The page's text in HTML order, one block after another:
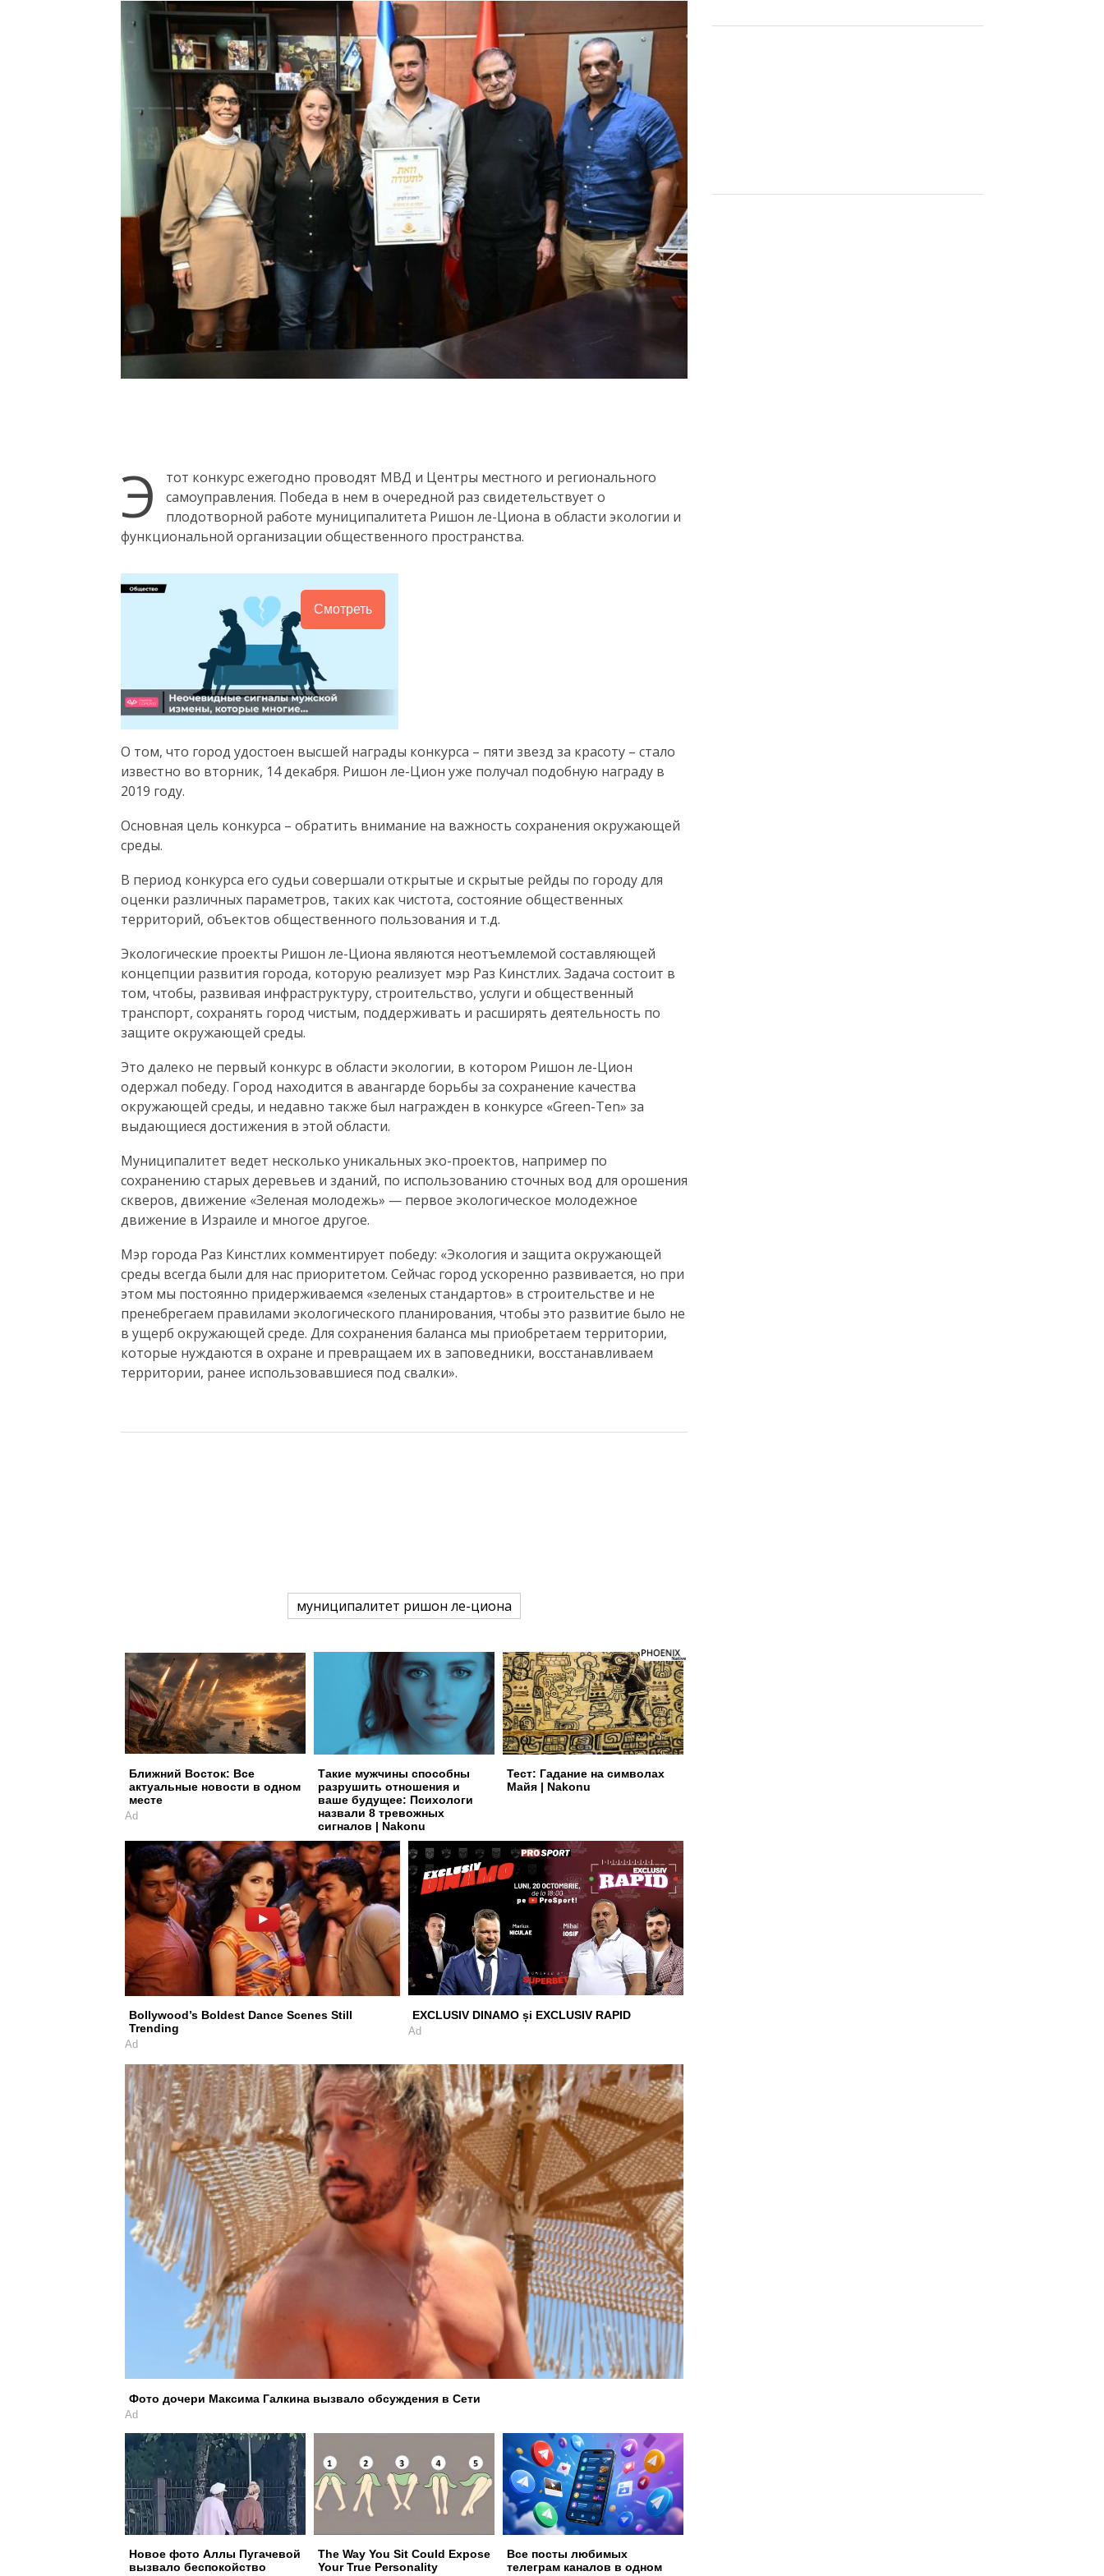
Э
тот конкурс ежегодно проводят МВД и Центры местного и регионального
самоуправления. Победа в нем в очередной раз свидетельствует о
плодотворной работе муниципалитета Ришон ле-Циона в области экологии и
функциональной организации общественного пространства.
Смотреть
О том, что город удостоен высшей награды конкурса – пяти звезд за красоту – стало
известно во вторник, 14 декабря. Ришон ле-Цион уже получал подобную награду в
2019 году.
Основная цель конкурса – обратить внимание на важность сохранения окружающей
среды.
В период конкурса его судьи совершали открытые и скрытые рейды по городу для
оценки различных параметров, таких как чистота, состояние общественных
территорий, объектов общественного пользования и т.д.
Экологические проекты Ришон ле-Циона являются неотъемлемой составляющей
концепции развития города, которую реализует мэр Раз Кинстлих. Задача состоит в
том, чтобы, развивая инфраструктуру, строительство, услуги и общественный
транспорт, сохранять город чистым, поддерживать и расширять деятельность по
защите окружающей среды.
Это далеко не первый конкурс в области экологии, в котором Ришон ле-Цион
одержал победу. Город находится в авангарде борьбы за сохранение качества
окружающей среды, и недавно также был награжден в конкурсе «Green-Ten» за
выдающиеся достижения в этой области.
Муниципалитет ведет несколько уникальных эко-проектов, например по
сохранению старых деревьев и зданий, по использованию сточных вод для орошения
скверов, движение «Зеленая молодежь» — первое экологическое молодежное
движение в Израиле и многое другое.
Мэр города Раз Кинстлих комментирует победу: «Экология и защита окружающей
среды всегда были для нас приоритетом. Сейчас город ускоренно развивается, но при
этом мы постоянно придерживаемся «зеленых стандартов» в строительстве и не
пренебрегаем правилами экологического планирования, чтобы это развитие было не
в ущерб окружающей среде. Для сохранения баланса мы приобретаем территории,
которые нуждаются в охране и превращаем их в заповедники, восстанавливаем
территории, ранее использовавшиеся под свалки».
муниципалитет ришон ле-циона
Ближний Восток: Все
актуальные новости в одном
месте
Ad
Такие мужчины способны
разрушить отношения и
ваше будущее: Психологи
назвали 8 тревожных
сигналов | Nakonu
Тест: Гадание на символах
Майя | Nakonu
Bollywood’s Boldest Dance Scenes Still
Trending
Ad
EXCLUSIV DINAMO și EXCLUSIV RAPID
Ad
Фото дочери Максима Галкина вызвало обсуждения в Сети
Ad
Новое фото Аллы Пугачевой
вызвало беспокойство
The Way You Sit Could Expose
Your True Personality
Все посты любимых
телеграм каналов в одном